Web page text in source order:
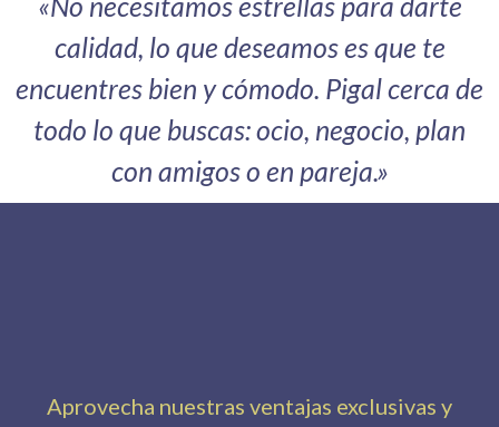
calidad, lo que deseamos es que te
encuentres bien y cómodo. Pigal cerca de
todo lo que buscas: ocio, negocio, plan
con amigos o en pareja.»
Aprovecha nuestras ventajas exclusivas y